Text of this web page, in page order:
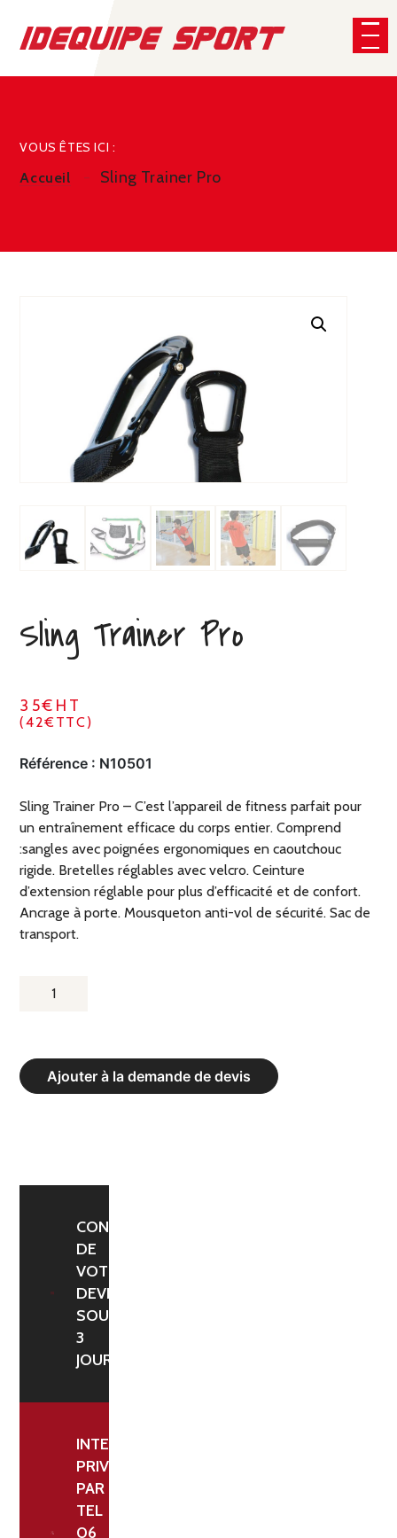
VOUS ÊTES ICI :
Accueil Sling Trainer Pro
Sling Trainer Pro
35€HT
(42€TTC)
Référence : N10501
Sling Trainer Pro – C’est l’appareil de fitness parfait pour
un entraînement efficace du corps entier. Comprend
:sangles avec poignées ergonomiques en caoutchouc
rigide. Bretelles réglables avec velcro. Ceinture
d’extension réglable pour plus d’efficacité et de confort.
Ancrage à porte. Mousqueton anti-vol de sécurité. Sac de
transport.
Ajouter à la demande de devis
QUANTITÉ
TRAINER
PRO
CONFIRMATION
DE
VOTRE
DEVIS
SOUS
3
JOURS
INTERLOCUTEUR
PRIVILÉGIÉ
PAR
TEL
06